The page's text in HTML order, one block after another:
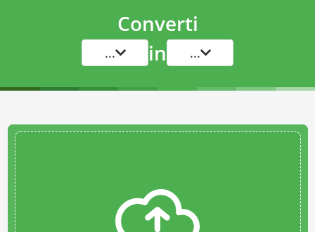
Converti
... in ...